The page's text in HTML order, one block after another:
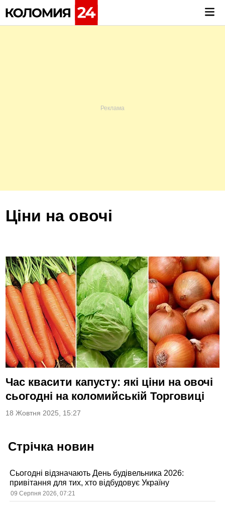
to
Ціни на овочі
Час квасити капусту: які ціни на овочі
сьогодні на коломийській Торговиці
18 Жовтня 2025, 15:27
Стрічка новин
Сьогодні відзначають День будівельника 2026:
привітання для тих, хто відбудовує Україну
09 Серпня 2026, 07:21